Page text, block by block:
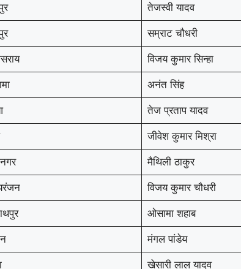
तेजस्वी यादव
सम्राट चौधरी
विजय कुमार सिन्हा
अनंत सिंह
तेज प्रताप यादव
जीवेश कुमार मिश्रा
मैथिली ठाकुर
विजय कुमार चौधरी
ओसामा शहाब
मंगल पांडेय
खेसारी लाल यादव